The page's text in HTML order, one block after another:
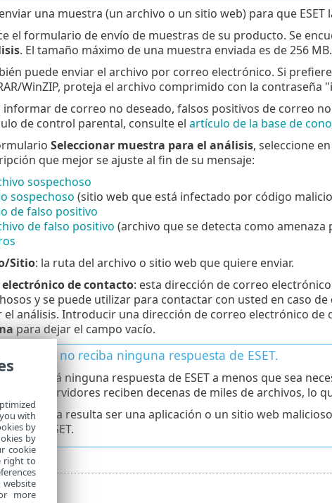
una muestra (un archivo o un sitio web) para que
el formulario de envío de muestras de su producto. Se
. El tamaño máximo de una muestra enviada es de 256 MB.
puede enviar el archivo por correo electrónico. Si
WinZIP, proteja el archivo comprimido con la contraseña
informar de correo no deseado, falsos positivos de correo
de control parental, consulte el artículo de la base de
Seleccionar muestra para el análisis, seleccione
que mejor se ajuste al fin de su mensaje:
sospechoso
sospechoso (sitio web que está infectado por código
de falso positivo
de falso positivo (archivo que se detecta como
Sitio: la ruta del archivo o sitio web que quiere enviar.
electrónico de contacto: esta dirección de correo
y se puede utilizar para contactar con usted en caso
el análisis. Introducir una dirección de correo electrónico de
para dejar el campo vacío.
Puede que no reciba ninguna respuesta de ESET.
No obtendrá ninguna respuesta de ESET a menos que sea
nuestros servidores reciben decenas de miles de archivos, lo
la muestra resulta ser una aplicación o un sitio web
de ESET.
with
by
by
cookie
right to
more